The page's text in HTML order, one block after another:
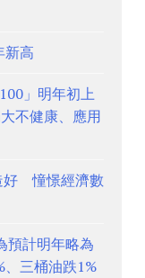
新高
」明年初上
不健康、應用
好 憧憬經濟數
預計明年略為
三桶油跌1%